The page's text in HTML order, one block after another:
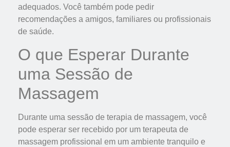
adequados. Você também pode pedir
recomendações a amigos, familiares ou profissionais
de saúde.
O que Esperar Durante
uma Sessão de
Massagem
Durante uma sessão de terapia de massagem, você
pode esperar ser recebido por um terapeuta de
massagem profissional em um ambiente tranquilo e